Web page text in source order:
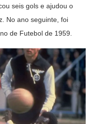
seis gols e ajudou o
No ano seguinte, foi
de Futebol de 1959.